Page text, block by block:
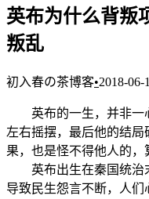
英布为什么背叛
叛乱
初入春の茶博客•2018-06-
英布的一生，并非一心
左右摇摆，最后他的结
果，也是怪不得他人的，
英布出生在秦国统治末
导致民生怨言不断，人